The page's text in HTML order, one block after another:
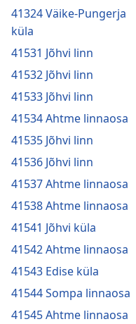
41324 Väike-Pungerja
küla
41531 Jõhvi linn
41532 Jõhvi linn
41533 Jõhvi linn
41534 Ahtme linnaosa
41535 Jõhvi linn
41536 Jõhvi linn
41537 Ahtme linnaosa
41538 Ahtme linnaosa
41541 Jõhvi küla
41542 Ahtme linnaosa
41543 Edise küla
41544 Sompa linnaosa
41545 Ahtme linnaosa